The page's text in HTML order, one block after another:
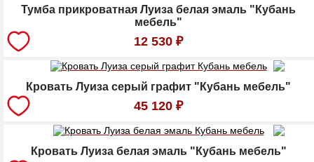
Тумба прикроватная Луиза белая эмаль "Кубань
мебель"
12 530 ₽
Кровать Луиза серый графит "Кубань мебель"
45 120 ₽
Кровать Луиза белая эмаль "Кубань мебель"